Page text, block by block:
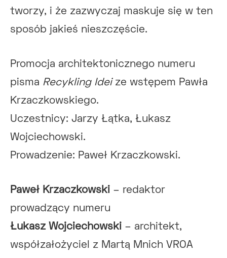
tworzy, i że zazwyczaj maskuje się w ten
sposób jakieś nieszczęście.
Promocja architektonicznego numeru
pisma Recykling Ideize wstępem Pawła
Krzaczkowskiego.
Uczestnicy: Jarzy Łątka, Łukasz
Wojciechowski.
Prowadzenie: Paweł Krzaczkowski.
Paweł Krzaczkowski – redaktor
prowadzący numeru
Łukasz Wojciechowski – architekt,
współzałożyciel z Martą Mnich VROA